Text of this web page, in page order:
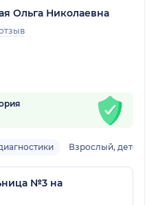
Ольга Николаевна
Взрослый, детский
№3 на